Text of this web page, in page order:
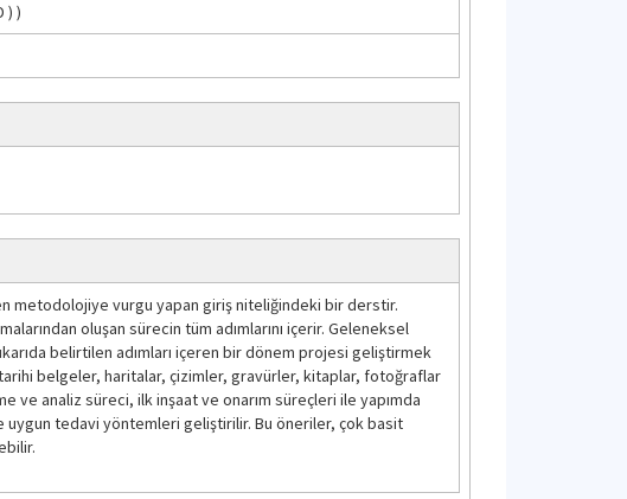
) )
metodolojiye vurgu yapan giriş niteliğindeki bir derstir.
oluşan sürecin tüm adımlarını içerir. Geleneksel
belirtilen adımları içeren bir dönem projesi geliştirmek
belgeler, haritalar, çizimler, gravürler, kitaplar, fotoğraflar
ve analiz süreci, ilk inşaat ve onarım süreçleri ile yapımda
uygun tedavi yöntemleri geliştirilir. Bu öneriler, çok basit